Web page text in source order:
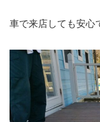
車で来店しても安心